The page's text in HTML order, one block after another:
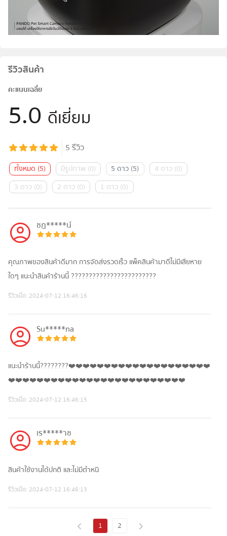
รีวิวสินค้า
คะแนนเฉลี่ย
5.0 ดีเยี่ยม
5รีวิว
ทั้งหมด (5) มีรูปภาพ (0) 5 ดาว (5) 4 ดาว (0)
3 ดาว (0) 2 ดาว (0) 1 ดาว (0)
ชฎ*****น์
คุณภาพของสินค้าดีมาก การจัดส่งรวดเร็ว แพ็คสินค้ามาดีไม่มีเสียหาย
ใดๆ แนะนำสินค้าร้านนี้ ????????????????????????
รีวิวเมื่อ: 2024-07-12 16:46:16
Su*****na
แนะนำร้านนี้????????❤️❤️❤️❤️❤️❤️❤️❤️❤️❤️❤️❤️❤️❤️❤️❤️❤️❤️❤️❤️
❤️❤️❤️❤️❤️❤️❤️❤️❤️❤️❤️❤️❤️❤️❤️❤️❤️❤️❤️❤️❤️❤️❤️❤️❤️
รีวิวเมื่อ: 2024-07-12 16:46:15
เร*****าช
สินค้าใช้งานได้ปกติ และไม่มีตำหนิ
รีวิวเมื่อ: 2024-07-12 16:46:13
1 2